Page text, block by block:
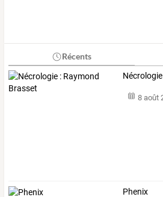
Récents
8 août
Phenix